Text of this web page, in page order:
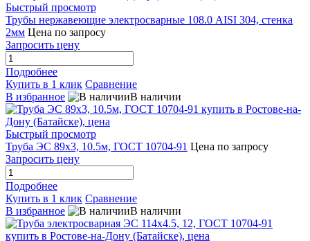
Быстрый просмотр
Трубы нержавеющие электросварные 108.0 AISI 304, стенка
2мм Цена по запросу
Запросить цену
Подробнее
Купить в 1 клик Сравнение
В избранное
В наличии
Быстрый просмотр
Труба ЭС 89х3, 10.5м, ГОСТ 10704-91 Цена по запросу
Запросить цену
Подробнее
Купить в 1 клик Сравнение
В избранное
В наличии